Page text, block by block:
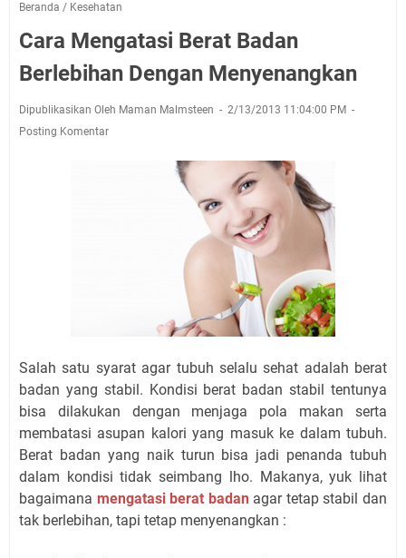
Beranda / Kesehatan
Cara Mengatasi Berat Badan
Berlebihan Dengan Menyenangkan
Dipublikasikan Oleh Maman Malmsteen
2/13/2013 11:04:00 PM
Posting Komentar
Salah satu syarat agar tubuh selalu sehat adalah berat
badan yang stabil. Kondisi berat badan stabil tentunya
bisa dilakukan dengan menjaga pola makan serta
membatasi asupan kalori yang masuk ke dalam tubuh.
Berat badan yang naik turun bisa jadi penanda tubuh
dalam kondisi tidak seimbang lho. Makanya, yuk lihat
bagaimana mengatasi berat badan agar tetap stabil dan
tak berlebihan, tapi tetap menyenangkan :